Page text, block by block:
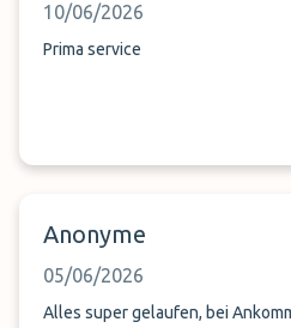
10/06/2026
Prima service
Anonyme
05/06/2026
Alles super gelaufen, bei